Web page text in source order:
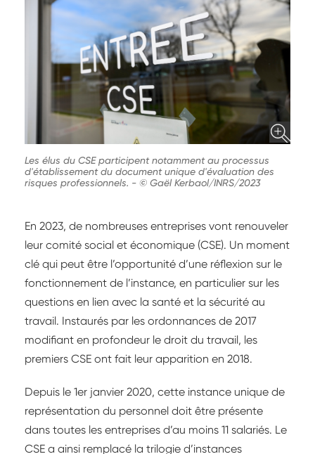
Les élus du CSE participent notamment au processus
d'établissement du document unique d'évaluation des
risques professionnels. - © Gaël Kerbaol/INRS/2023
En 2023, de nombreuses entreprises vont renouveler
leur comité social et économique (CSE). Un moment
clé qui peut être l’opportunité d’une réflexion sur le
fonctionnement de l’instance, en particulier sur les
questions en lien avec la santé et la sécurité au
travail. Instaurés par les ordonnances de 2017
modifiant en profondeur le droit du travail, les
premiers CSE ont fait leur apparition en 2018.
Depuis le 1er janvier 2020, cette instance unique de
représentation du personnel doit être présente
dans toutes les entreprises d’au moins 11 salariés. Le
CSE a ainsi remplacé la trilogie d’instances